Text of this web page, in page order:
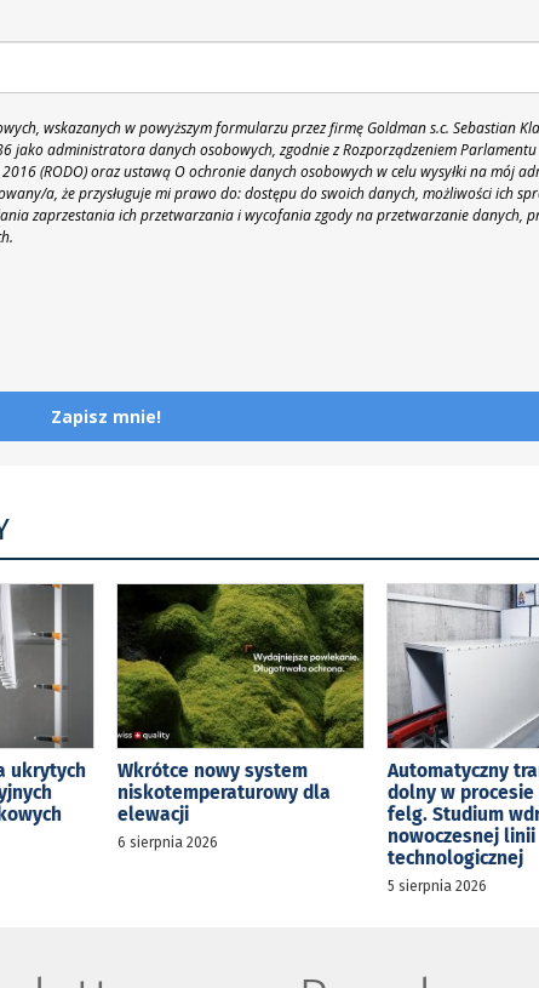
wskazanych w powyższym formularzu przez firmę Goldman s.c. Sebastian
jako administratora danych osobowych, zgodnie z Rozporządzeniem Parlamentu
(RODO) oraz ustawą O ochronie danych osobowych w celu wysyłki na mój
a, że przysługuje mi prawo do: dostępu do swoich danych, możliwości ich
zaprzestania ich przetwarzania i wycofania zgody na przetwarzanie danych,
Zapisz mnie!
ukrytych
Wkrótce nowy system
niskotemperaturowy dla
elewacji
6 sierpnia 2026
Automatyczny
dolny w
felg. Studium
nowoczesnej linii
technologicznej
5 sierpnia 2026